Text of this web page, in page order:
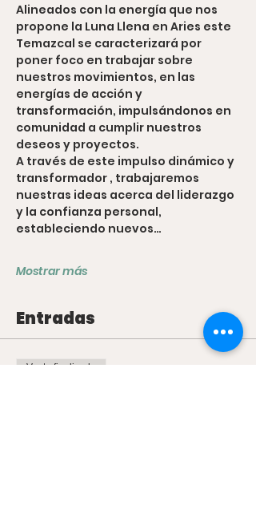
Alineados con la energía que nos
propone la Luna Llena en Aries este
Temazcal se caracterizará por
poner foco en trabajar sobre
nuestros movimientos, en las
energías de acción y
transformación, impulsándonos en
comunidad a cumplir nuestros
deseos y proyectos.
A través de este impulso dinámico y
transformador , trabajaremos
nuestras ideas acerca del liderazgo
y la confianza personal,
estableciendo nuevos…
Mostrar más
Entradas
Venta finalizada